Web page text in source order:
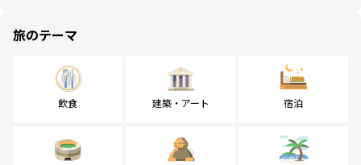
旅のテーマ
飲食 建築・アート 宿泊